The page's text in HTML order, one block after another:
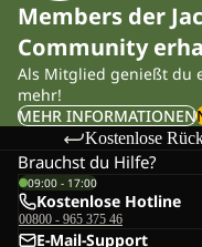
Members der
Community
Als Mitglied genießt du
mehr!
MEHR INFORMATIONEN
Kostenlose
Brauchst du Hilfe?
09:00 - 17:00
Kostenlose Hotline
00800 - 965 375 46
E-Mail-Support